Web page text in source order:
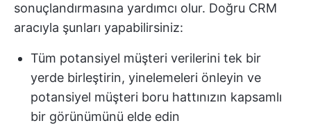
sonuçlandırmasına yardımcı olur. Doğru CRM
aracıyla şunları yapabilirsiniz:
Tüm potansiyel müşteri verilerini tek bir
yerde birleştirin, yinelemeleri önleyin ve
potansiyel müşteri boru hattınızın kapsamlı
bir görünümünü elde edin